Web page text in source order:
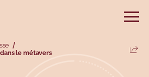
recherche
principal
site
le métavers